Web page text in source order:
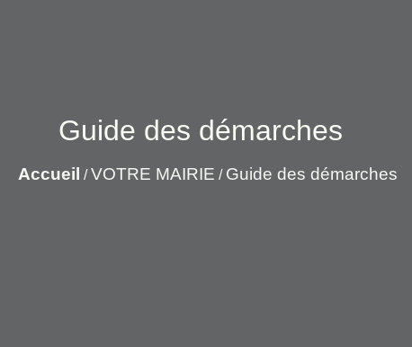
Guide des démarches
Accueil /VOTRE MAIRIE / Guide des démarches